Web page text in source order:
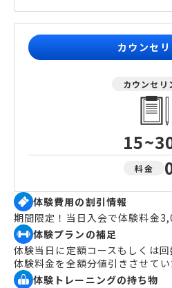
カウンセ
カウンセリ
料金
体験費用の割引情報
期間限定！当日入会で体験料金
体験プランの補足
体験当日に定額コースもしくは
体験料金を全額分値引きさせてい
体験トレーニングの持ち物